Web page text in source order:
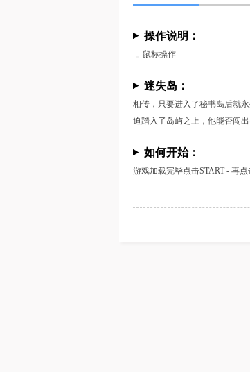
操作说明：
鼠标操作
迷失岛：
相传，只要进入了秘书岛后就
迫踏入了岛屿之上，他能否闯
如何开始：
游戏加载完毕点击START - 再